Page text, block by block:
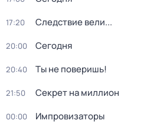
17:20 Следствие вели...
20:00 Сегодня
20:40 Ты не поверишь!
21:50 Секрет на миллион
00:00 Импровизаторы